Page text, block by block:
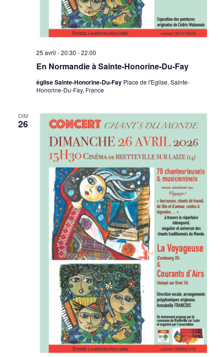
En Normandie à Sainte-Honorine-Du-Fay
25 avril - 20:30 -22:00
église Sainte-Honorine-Du-Fay Place de l'Eglise, Sainte-
Honorine-Du-Fay, France
DIM
26